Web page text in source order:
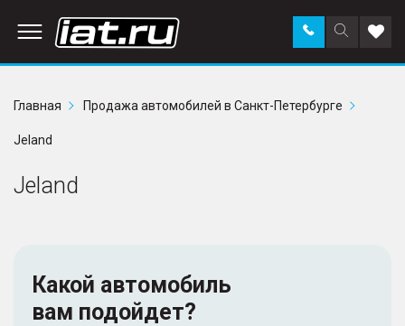
Поиск
по
Заказать
звонок в
Главная
Продажа автомобилей в Санкт-Петербурге
Jeland
Jeland
Какой автомобиль
вам подойдет?